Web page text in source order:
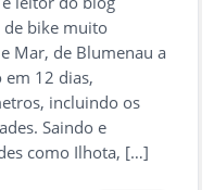
de bike muito
Mar, de Blumenau a
12 dias,
incluindo os
Saindo e
como Ilhota, […]